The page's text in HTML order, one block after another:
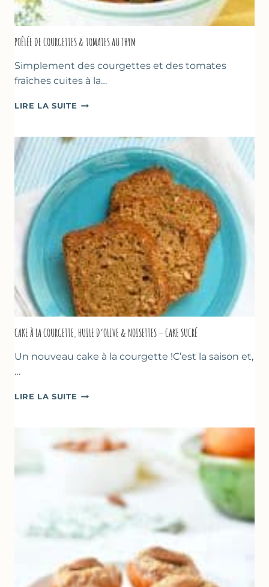
POÊLÉE DE COURGETTES & TOMATES AU THYM
Simplement des courgettes et des tomates
fraîches cuites à la…
LIRE LA SUITE POÊLÉE
&
TOMATES
AU
THYM
CAKE À LA COURGETTE, HUILE D’OLIVE & NOISETTES – CAKE SUCRÉ
Un nouveau cake à la courgette !C’est la saison et,
…
LIRE LA SUITE CAKE
COURGETTE,
HUILE
D’OLIVE